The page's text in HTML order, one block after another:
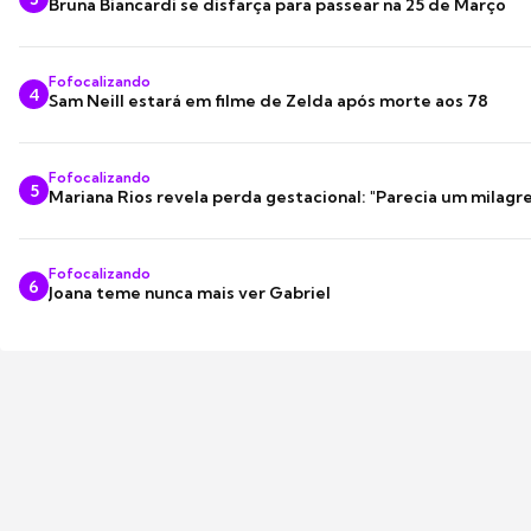
Bruna Biancardi se disfarça para passear na 25 de Março
4
Fofocalizando
Sam Neill estará em filme de Zelda após morte aos 78
5
Fofocalizando
Mariana Rios revela perda gestacional: "Parecia um
6
Fofocalizando
Joana teme nunca mais ver Gabriel